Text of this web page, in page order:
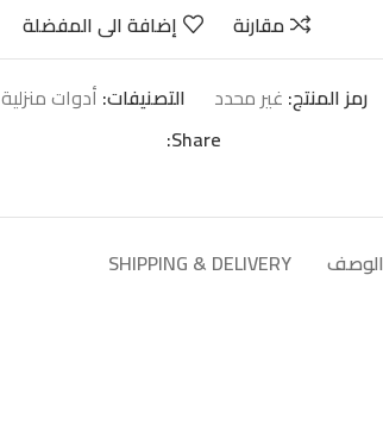
مقارنة
إضافة الى المفضلة
رمز المنتج: غير محدد التصنيفات: أدوات منزلية
Share:
الوصف SHIPPING & DELIVERY